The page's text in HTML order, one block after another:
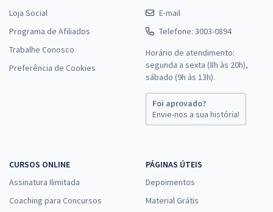
Loja Social
Programa de Afiliados
Trabalhe Conosco
Preferência de Cookies
E-mail
Telefone: 3003-0894
Horário de atendimento:
segunda a sexta (8h às 20h),
sábado (9h às 13h).
Foi aprovado?
Envie-nos a sua história!
CURSOS ONLINE
Assinatura Ilimitada
Coaching para Concursos
PÁGINAS ÚTEIS
Depoimentos
Material Grátis